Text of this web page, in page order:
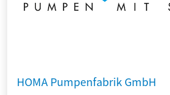
HOMA Pumpenfabrik GmbH